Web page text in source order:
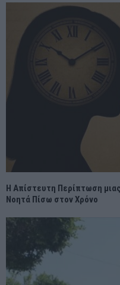
Η Απίστευτη Περίπτωση
Νοητά Πίσω στον Χρόνο